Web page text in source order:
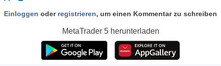
Einloggen oder registrieren, um einen Kommentar zu schreiben
MetaTrader 5herunterladen